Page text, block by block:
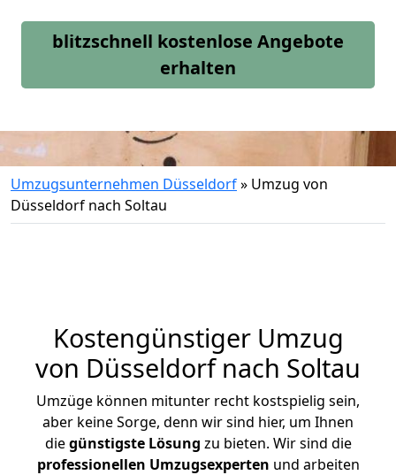
blitzschnell kostenlose Angebote
erhalten
Umzugsunternehmen Düsseldorf» Umzug von
Düsseldorf nach Soltau
Kostengünstiger Umzug
von Düsseldorf nach Soltau
Umzüge können mitunter recht kostspielig sein,
aber keine Sorge, denn wir sind hier, um Ihnen
diegünstigste Lösung zu bieten. Wir sind die
professionellen Umzugsexperten und arbeiten